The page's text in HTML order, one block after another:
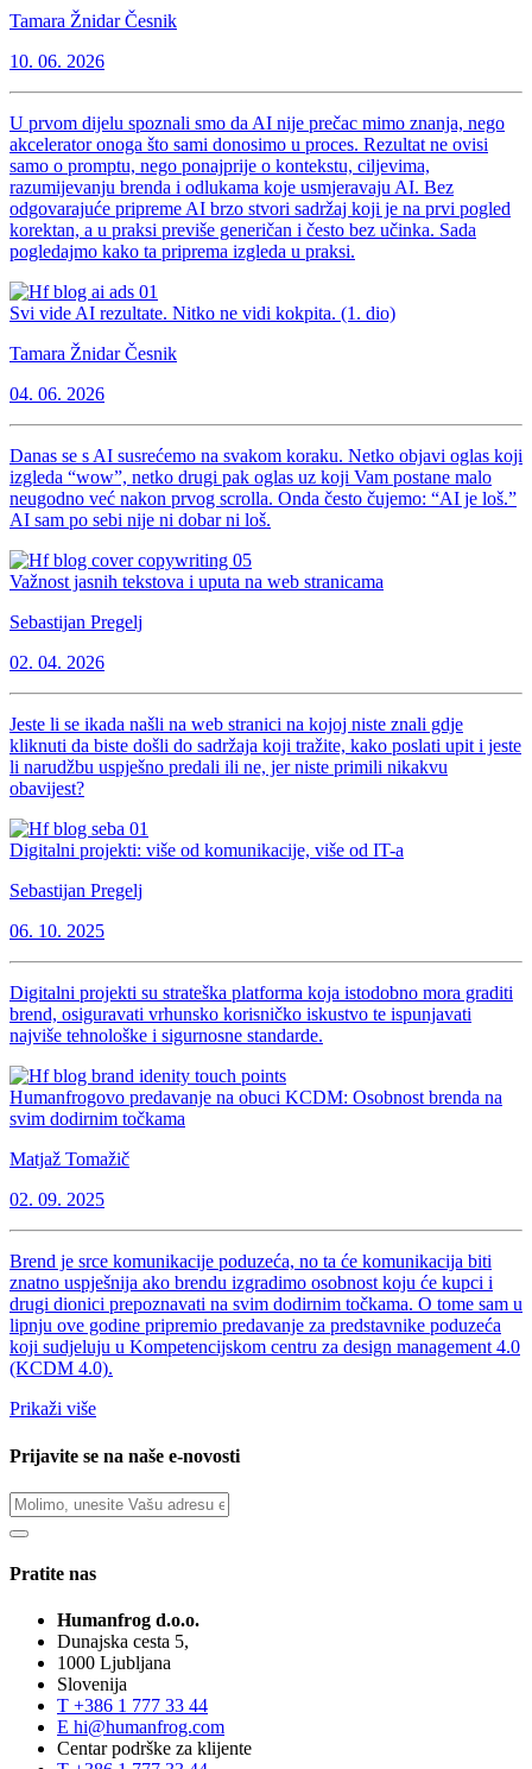
Tamara Žnidar Česnik
10. 06. 2026
U prvom dijelu spoznali smo da AI nije prečac mimo znanja, nego
akcelerator onoga što sami donosimo u proces. Rezultat ne ovisi
samo o promptu, nego ponajprije o kontekstu, ciljevima,
razumijevanju brenda i odlukama koje usmjeravaju AI. Bez
odgovarajuće pripreme AI brzo stvori sadržaj koji je na prvi pogled
korektan, a u praksi previše generičan i često bez učinka. Sada
pogledajmo kako ta priprema izgleda u praksi.
Svi vide AI rezultate. Nitko ne vidi kokpita. (1. dio)
Tamara Žnidar Česnik
04. 06. 2026
Danas se s AI susrećemo na svakom koraku. Netko objavi oglas koji
izgleda “wow”, netko drugi pak oglas uz koji Vam postane malo
neugodno već nakon prvog scrolla. Onda često čujemo: “AI je loš.”
AI sam po sebi nije ni dobar ni loš.
Važnost jasnih tekstova i uputa na web stranicama
Sebastijan Pregelj
02. 04. 2026
Jeste li se ikada našli na web stranici na kojoj niste znali gdje
kliknuti da biste došli do sadržaja koji tražite, kako poslati upit i jeste
li narudžbu uspješno predali ili ne, jer niste primili nikakvu
obavijest?
Digitalni projekti: više od komunikacije, više od IT-a
Sebastijan Pregelj
06. 10. 2025
Digitalni projekti su strateška platforma koja istodobno mora graditi
brend, osiguravati vrhunsko korisničko iskustvo te ispunjavati
najviše tehnološke i sigurnosne standarde.
Humanfrogovo predavanje na obuci KCDM: Osobnost brenda na
svim dodirnim točkama
Matjaž Tomažič
02. 09. 2025
Brend je srce komunikacije poduzeća, no ta će komunikacija biti
znatno uspješnija ako brendu izgradimo osobnost koju će kupci i
drugi dionici prepoznavati na svim dodirnim točkama. O tome sam u
lipnju ove godine pripremio predavanje za predstavnike poduzeća
koji sudjeluju u Kompetencijskom centru za design management 4.0
(KCDM 4.0).
Prikaži više
Prijavite se na naše e-novosti
Pratite nas
Humanfrog d.o.o.
Dunajska cesta 5,
1000 Ljubljana
Slovenija
T +386 1 777 33 44
E hi@humanfrog.com
Centar podrške za klijente